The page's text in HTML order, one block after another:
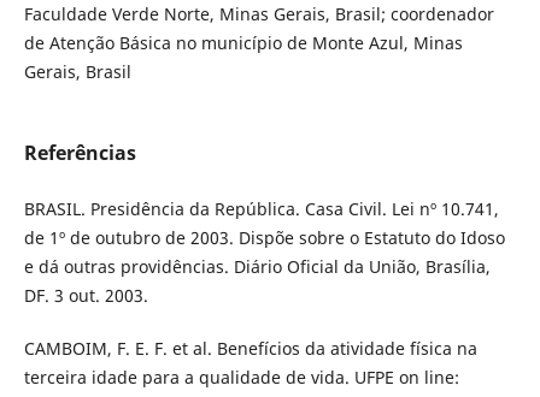
Faculdade Verde Norte, Minas Gerais, Brasil; coordenador
de Atenção Básica no município de Monte Azul, Minas
Gerais, Brasil
Referências
BRASIL. Presidência da República. Casa Civil. Lei nº 10.741,
de 1º de outubro de 2003. Dispõe sobre o Estatuto do Idoso
e dá outras providências. Diário Oficial da União, Brasília,
DF. 3 out. 2003.
CAMBOIM, F. E. F. et al. Benefícios da atividade física na
terceira idade para a qualidade de vida. UFPE on line: